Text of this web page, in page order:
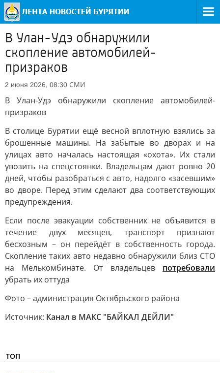
В Улан-Удэ обнаружили
скопление автомобилей-
призраков
2 июня 2026, 08:30 СМИ
В Улан-Удэ обнаружили скопление автомобилей-
призраков
В столице Бурятии ещё весной вплотную взялись за
брошенные машины. На забытые во дворах и на
улицах авто началась настоящая «охота». Их стали
увозить на спецстоянки. Владельцам дают ровно 20
дней, чтобы разобраться с авто, надолго «засевшим»
во дворе. Перед этим сделают два соответствующих
предупреждения.
Если после эвакуации собственник не объявится в
течение двух месяцев, транспорт признают
бесхозным – он перейдёт в собственность города.
Скопление таких авто недавно обнаружили близ СТО
на Мелькомбинате. От владельцев потребовали
убрать их оттуда
Фото – администрация Октябрьского района
Источник: Канал в МАКС "БАЙКАЛ ДЕЙЛИ"
ТОП